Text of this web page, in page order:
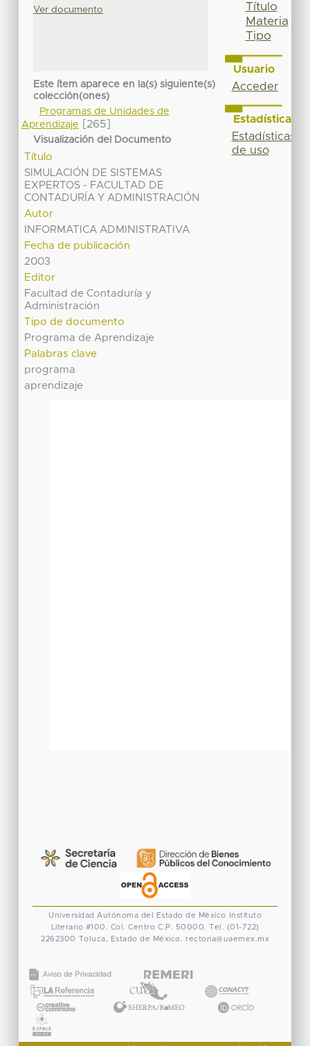
Ver documento
Este ítem aparece en la(s) siguiente(s)
colección(ones)
Programas de Unidades de
Aprendizaje
[265]
Visualización del Documento
Título
SIMULACIÓN DE SISTEMAS
EXPERTOS - FACULTAD DE
CONTADURÍA Y ADMINISTRACIÓN
Autor
INFORMATICA ADMINISTRATIVA
Fecha de publicación
2003
Editor
Facultad de Contaduría y
Administración
Tipo de documento
Programa de Aprendizaje
Palabras clave
programa
aprendizaje
Título
Materia
Tipo
Usuario
Acceder
Estadísticas
Estadísticas
de uso
Universidad Autónoma del Estado de México
Instituto
Literario #100. Col. Centro C.P. 50000. Tel. (01-722)
2262300 Toluca, Estado de México. rectoria@uaemex.mx